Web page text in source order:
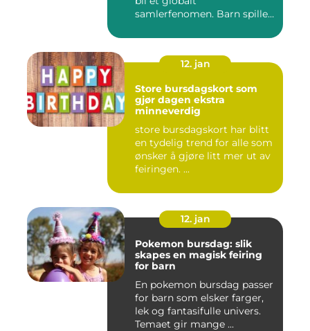
samlerfenomen. Barn spiller
12. jan
Store bursdagskort som
gjør dagen ekstra
minneverdig
store bursdagskort har blitt
en tydelig trend for alle som
ønsker å gjøre litt mer ut av
feiringen. ...
12. jan
Pokemon bursdag: slik
skapes en magisk feiring
for barn
En pokemon bursdag passer
for barn som elsker farger,
lek og fantasifulle univers.
Temaet gir mange ...